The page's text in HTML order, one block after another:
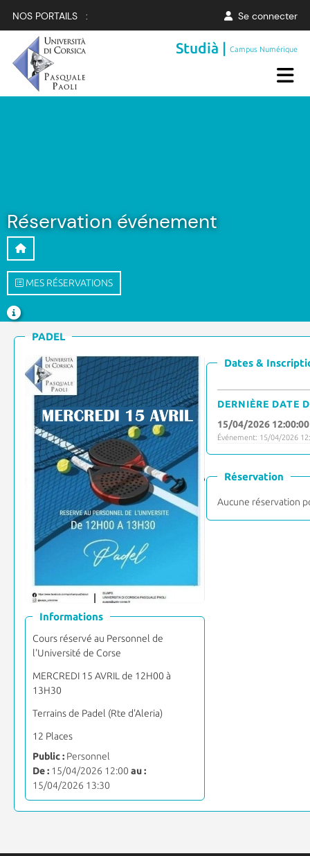
NOS PORTAILS : Se connecter
Studià |Campus Numérique
Réservation événement
MES RÉSERVATIONS
PADEL
Informations
Cours réservé au Personnel de
l'Université de Corse
MERCREDI 15 AVRIL de 12H00 à
13H30
Terrains de Padel (Rte d'Aleria)
12 Places
Public :Personnel
De :15/04/2026 12:00 au :
15/04/2026 13:30
Dates &
DERNIÈRE DATE
15/04/2026 12:00:00
Événement: 15/04/2026
Réservation
Aucune réservation